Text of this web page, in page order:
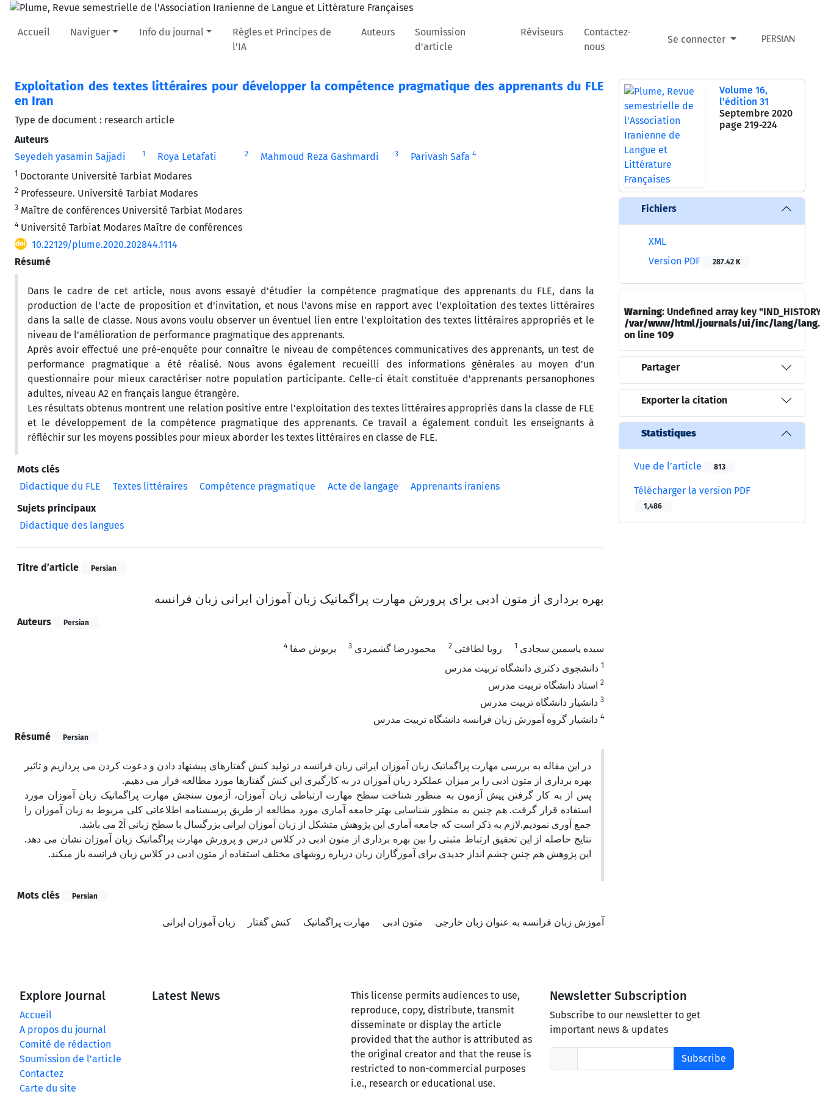
Accueil Naviguer Info du journal
Règles et Principes de
l'IA
Auteurs
Soumission
d'article
Réviseurs
Contactez-
nous
Se connecter PERSIAN
Exploitation des textes littéraires pour développer la compétence pragmatique des apprenants du FLE
en Iran
Type de document : research article
Auteurs
Seyedeh yasamin Sajjadi
1 Roya Letafati 2 Mahmoud Reza Gashmardi 3 Parivash Safa 4
1 Doctorante Université Tarbiat Modares
2 Professeure. Université Tarbiat Modares
3 Maître de conférences Université Tarbiat Modares
4 Université Tarbiat Modares Maître de conférences
10.22129/plume.2020.202844.1114
Résumé
Dans le cadre de cet article, nous avons essayé d'étudier la compétence pragmatique des apprenants du FLE, dans la
production de l'acte de proposition et d'invitation, et nous l'avons mise en rapport avec l'exploitation des textes littéraires
dans la salle de classe. Nous avons voulu observer un éventuel lien entre l'exploitation des textes littéraires appropriés et le
niveau de l’amélioration de performance pragmatique des apprenants.
Après avoir effectué une pré-enquête pour connaître le niveau de compétences communicatives des apprenants, un test de
performance pragmatique a été réalisé. Nous avons également recueilli des informations générales au moyen d'un
questionnaire pour mieux caractériser notre population participante. Celle-ci était constituée d'apprenants persanophones
adultes, niveau A2 en français langue étrangère.
Les résultats obtenus montrent une relation positive entre l'exploitation des textes littéraires appropriés dans la classe de FLE
et le développement de la compétence pragmatique des apprenants. Ce travail a également conduit les enseignants à
réfléchir sur les moyens possibles pour mieux aborder les textes littéraires en classe de FLE.
Mots clés
Didactique du FLE
Textes littéraires Compétence pragmatique Acte de langage
Apprenants iraniens
Sujets principaux
Didactique des langues
Titre d’article Persian
بهره برداری از متون ادبی برای پرورش مهارت پراگماتیک زبان آموزان ایرانی زبان فرانسه
Auteurs Persian
سیده یاسمین سجادی 1 رویا لطافتی 2 محمودرضا گشمردی 3 پریوش صفا 4
1 دانشجوی دکتری دانشگاه تربیت مدرس
2 استاد دانشگاه تربیت مدرس
3 دانشیار دانشگاه تربیت مدرس
4 دانشیار گروه آموزش زبان فرانسه دانشگاه تربیت مدرس
Résumé
Persian
در این مقاله به بررسی مهارت پراگماتیک زبان آموزان ایرانی زبان فرانسه در تولید کنش گفتارهای پیشنهاد دادن و دعوت کردن می پردازیم و تاثیر
بهره برداری از متون ادبی را بر میزان عملکرد زبان آموزان در به کارگیری این کنش گفتارها مورد مطالعه قرار می دهیم.
پس از به کار گرفتن پیش آزمون به منظور شناخت سطح مهارت ارتباطی زبان آموزان، آزمون سنجش مهارت پراگماتیک زبان آموزان مورد
استفاده قرار گرفت. هم چنین به منظور شناسایی بهتر جامعه آماری مورد مطالعه از طریق پرسشنامه اطلاعاتی کلی مربوط به زبان آموزان را
جمع آوری نمودیم.لازم به ذکر است که جامعه آماری این پژوهش متشکل از زبان آموزان ایرانی بزرگسال با سطح زبانی آ2 می باشد.
نتایج حاصله از این تحقیق ارتباط مثبتی را بین بهره برداری از متون ادبی در کلاس درس و پرورش مهارت پراگماتیک زبان آموزان نشان می دهد.
این پژوهش هم چنین چشم انداز جدیدی برای آموزگاران زبان درباره روشهای مختلف استفاده از متون ادبی در کلاس زبان فرانسه باز میکند.
Mots clés Persian
آموزش زبان فرانسه به عنوان زبان خارجی متون ادبی مهارت پراگماتیک کنش گفتار زبان آموزان ایرانی
Volume 16,
l’édition 31
Septembre 2020
page 219-224
Fichiers
XML
Version PDF
287.42 K
Warning : Undefined array key
/var/www/html/journals/ui/inc/lang/
on line 109
Partager
Exporter la citation
Statistiques
Vue de l’article 813
Télécharger la version PDF
1,486
Explore Journal
Accueil
A propos du journal
Comité de rédaction
Soumission de l’article
Contactez
Carte du site
Latest News
This license permits audiences to use,
reproduce, copy, distribute, transmit
disseminate or display the article
provided that the author is attributed as
the original creator and that the reuse is
restricted to non-commercial purposes
i.e., research or educational use.
Newsletter Subscription
Subscribe to our newsletter to get
important news & updates
Subscribe